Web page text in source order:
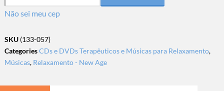
Não sei meu cep
SKU (133-057)
CategoriesCDs e DVDs Terapêuticos e Músicas para Relaxamento,
Músicas, Relaxamento - New Age